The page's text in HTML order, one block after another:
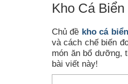
Kho Cá
Chủ đề kho cá biển
và cách chế biến
món ăn bổ dưỡng,
bài viết này!